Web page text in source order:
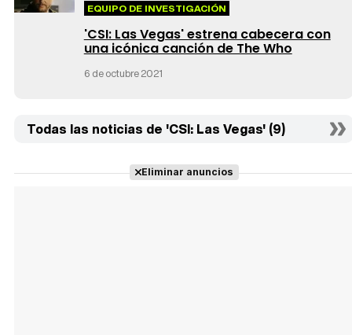
EQUIPO DE INVESTIGACIÓN
'CSI: Las Vegas' estrena cabecera con
una icónica canción de The Who
6 de octubre 2021
Todas las noticias de 'CSI: Las Vegas' (9)
Eliminar anuncios